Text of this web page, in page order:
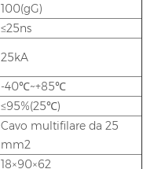
100(gG)
≤25ns
25kA
-40℃~+85℃
≤95%(25℃)
Cavo multifilare da 25
mm2
18×90×62